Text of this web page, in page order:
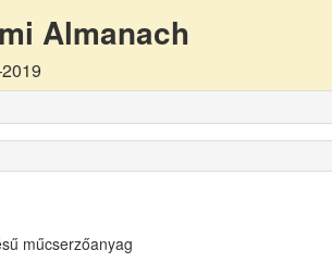
Almanach
műcserzőanyag